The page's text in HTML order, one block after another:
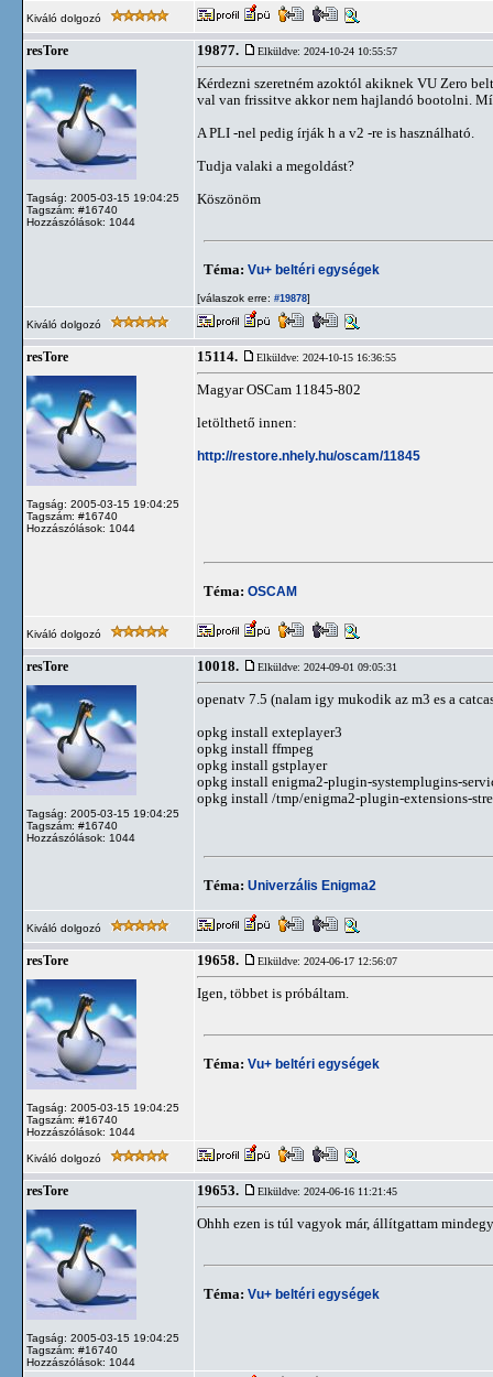
Kiváló dolgozó
resTore
Tagság: 2005-03-15 19:04:25
Tagszám: #16740
Hozzászólások: 1044
19877. Elküldve: 2024-10-24 10:55:57
Kérdezni szeretném azoktól akiknek VU Zero
val van frissitve akkor nem hajlandó bootolni.
A PLI -nel pedig írják h a v2 -re is használható.
Tudja valaki a megoldást?
Köszönöm
Téma: Vu+ beltéri egységek
[válaszok erre: #19878]
Kiváló dolgozó
resTore
Tagság: 2005-03-15 19:04:25
Tagszám: #16740
Hozzászólások: 1044
15114. Elküldve: 2024-10-15 16:36:55
Magyar OSCam 11845-802
letölthető innen:
http://restore.nhely.hu/oscam/11845
Téma: OSCAM
Kiváló dolgozó
resTore
Tagság: 2005-03-15 19:04:25
Tagszám: #16740
Hozzászólások: 1044
10018. Elküldve: 2024-09-01 09:05:31
openatv 7.5 (nalam igy mukodik az m3 es a
opkg install exteplayer3
opkg install ffmpeg
opkg install gstplayer
opkg install enigma2-plugin-systemplugins-
opkg install /tmp/enigma2-plugin-extensions-
Téma: Univerzális Enigma2
Kiváló dolgozó
resTore
Tagság: 2005-03-15 19:04:25
Tagszám: #16740
Hozzászólások: 1044
19658. Elküldve: 2024-06-17 12:56:07
Igen, többet is próbáltam.
Téma: Vu+ beltéri egységek
Kiváló dolgozó
resTore
Tagság: 2005-03-15 19:04:25
Tagszám: #16740
Hozzászólások: 1044
19653. Elküldve: 2024-06-16 11:21:45
Ohhh ezen is túl vagyok már, állítgattam
Téma: Vu+ beltéri egységek